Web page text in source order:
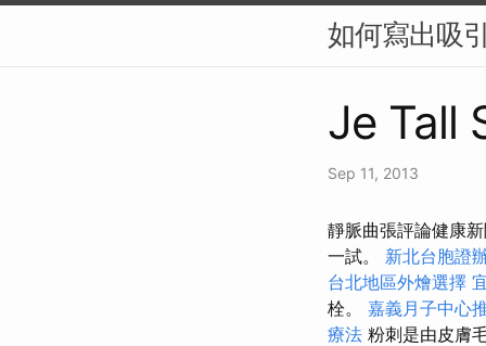
如何寫出吸
Je Tall
Sep 11, 2013
靜脈曲張評論健康
一試。 新北台胞證
台北地區外燴選擇
栓。 嘉義月子中心
療法 粉刺是由皮膚